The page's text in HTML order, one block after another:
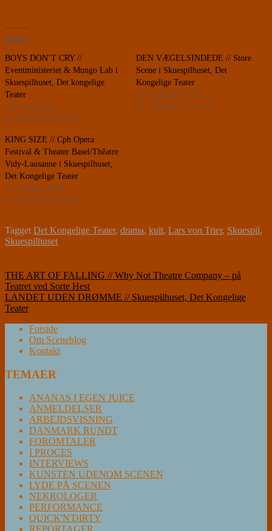
Related
BOYS DON’T CRY //
Eventministeriet & Mungo Lab i
Skuespilhuset, Det kongelige
Teater
18. marts 2014
In "ANMELDELSER"
DEN VÆGELSINDEDE // Store
Scene i Skuespilhuset, Det
Kongelige Teater
25. september 2022
In "ANMELDELSER"
KING SIZE // Cph Opera
Festival & Theater Basel/Thêatre
Vidy-Lausanne i Skuespilhuset,
Det Kongelige Teater
16. oktober 2018
In "ANMELDELSER"
Tagget Det Kongelige Teater, drama, kult, Lars von Trier, Skuespil,
Skuespilhuset
Indlægsnavigation
THE ART OF FALLING // Why Not Theatre Company – på
Teatret ved Sorte Hest
LANDET UDEN DRØMME // Skuespilhuset, Det Kongelige
Teater
Forside
Om Sceneblog
Kontakt
TEMAER
ANANAS I EGEN JUICE
ANMELDELSER
ARBEJDSVISNING
DANMARK RUNDT
FOROMTALER
I PROCES
INTERVIEWS
KUNSTEN UDENOM SCENEN
LYDE PÅ SCENEN
NEKROLOGER
PERFORMANCE
QUICK'N'DIRTY